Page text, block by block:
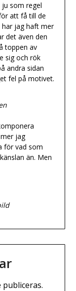
som regel
att få till de
har jag haft mer
det även den
toppen av
sig och rök
andra sidan
fel på motivet.
jag
för vad som
än. Men